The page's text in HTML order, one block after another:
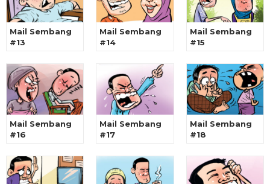
Mail Sembang
#13
Mail Sembang
#14
Mail Sembang
#15
Mail Sembang
#16
Mail Sembang
#17
Mail Sembang
#18